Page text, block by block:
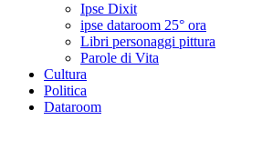
Ipse Dixit
ipse dataroom 25° ora
Libri personaggi pittura
Parole di Vita
Cultura
Politica
Dataroom